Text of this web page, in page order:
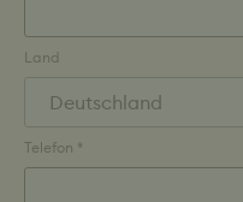
Land
Telefon *